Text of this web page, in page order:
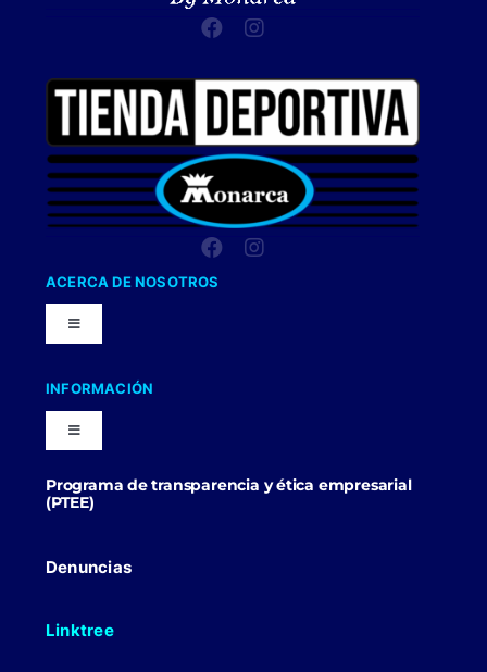
ACERCA DE NOSOTROS
Toggle
Navigation
Nuestra Compañia
Trabaja con nosotros
INFORMACIÓN
Toggle
Navigation
Blog
Politicas Comerciales
Programa de transparencia y ética empresarial
(PTEE)
Denuncias
Linktree